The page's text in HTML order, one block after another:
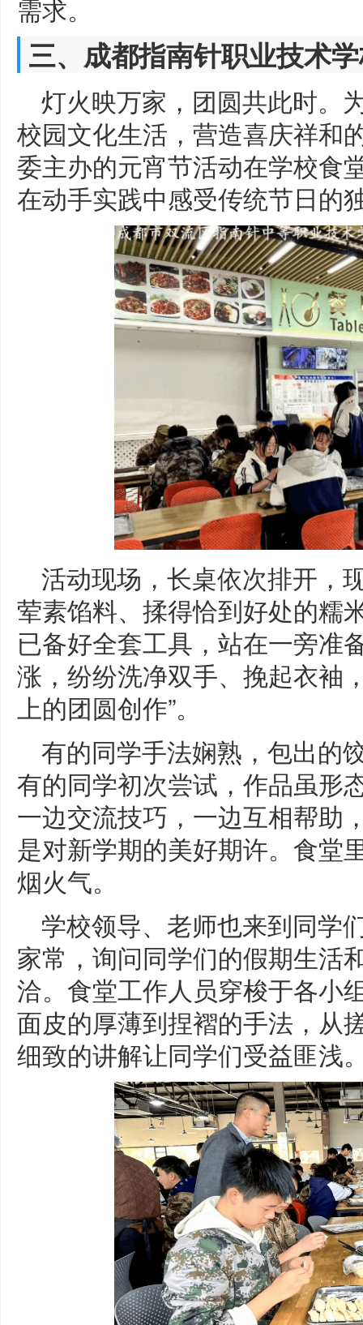
需求。
三、成都指南针职业技术
灯火映万家，团圆共此时。
校园文化生活，营造喜庆祥和
委主办的元宵节活动在学校食
在动手实践中感受传统节日的
活动现场，长桌依次排开，
荤素馅料、揉得恰到好处的糯
已备好全套工具，站在一旁准
涨，纷纷洗净双手、挽起衣袖
上的团圆创作”。
有的同学手法娴熟，包出的
有的同学初次尝试，作品虽形
一边交流技巧，一边互相帮助
是对新学期的美好期许。食堂
烟火气。
学校领导、老师也来到同学
家常，询问同学们的假期生活
洽。食堂工作人员穿梭于各小
面皮的厚薄到捏褶的手法，从
细致的讲解让同学们受益匪浅